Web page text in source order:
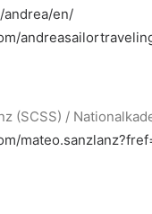
andrea/en/
(SCSS) /